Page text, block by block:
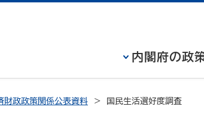
内閣府の政
財政政策関係公表資料 国民生活選好度調査